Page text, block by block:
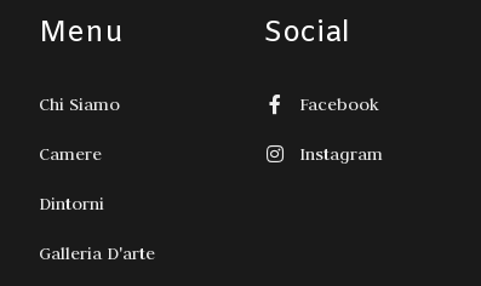
Menu
Chi Siamo
Camere
Dintorni
Galleria D'arte
Social
Facebook
Instagram